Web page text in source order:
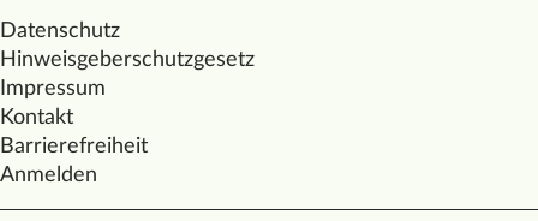
Datenschutz
Hinweisgeberschutzgesetz
Impressum
Kontakt
Barrierefreiheit
Anmelden